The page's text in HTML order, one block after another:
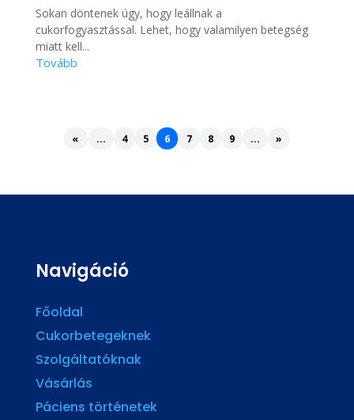
Sokan döntenek úgy, hogy leállnak a
cukorfogyasztással. Lehet, hogy valamilyen betegség
miatt kell...
« ... 4 5 6 7 8 9 ... »
Navigáció
Főoldal
Cukorbetegeknek
Szolgáltatóknak
Vásárlás
Páciens történetek